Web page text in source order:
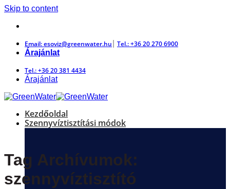
Skip to content
Email: esoviz@greenwater.hu
Tel.: +36 20 270 6900
Árajánlat
Tel.: +36 20 381 4434
Árajánlat
Kezdőoldal
Szennyvíztisztítási módok
Tag Archívumok:
szennyvíztisztító